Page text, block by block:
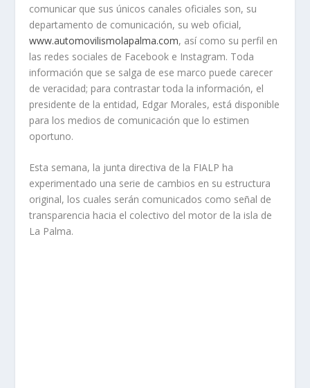
comunicar que sus únicos canales oficiales son, su
departamento de comunicación, su web oficial,
www.automovilismolapalma.com, así como su perfil en
las redes sociales de Facebook e Instagram. Toda
información que se salga de ese marco puede carecer
de veracidad; para contrastar toda la información, el
presidente de la entidad, Edgar Morales, está disponible
para los medios de comunicación que lo estimen
oportuno.
Esta semana, la junta directiva de la FIALP ha
experimentado una serie de cambios en su estructura
original, los cuales serán comunicados como señal de
transparencia hacia el colectivo del motor de la isla de
La Palma.